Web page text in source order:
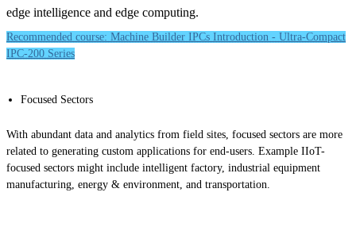
edge intelligence and edge computing.
Recommended course: Machine Builder IPCs Introduction - Ultra-Compact
IPC-200 Series
Focused Sectors
With abundant data and analytics from field sites, focused sectors are more
related to generating custom applications for end-users. Example IIoT-
focused sectors might include intelligent factory, industrial equipment
manufacturing, energy & environment, and transportation.